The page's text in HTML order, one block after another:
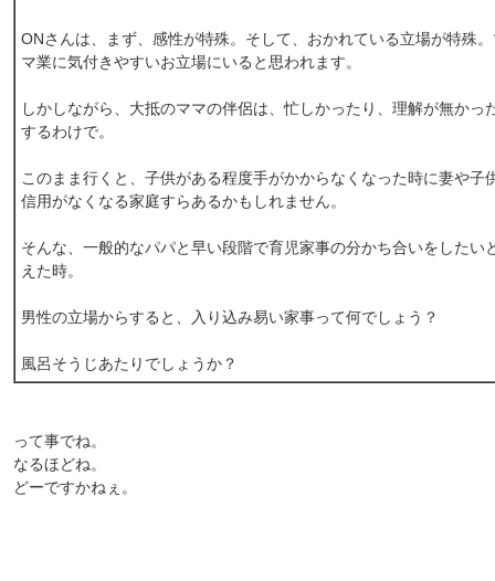
ONさんは、まず、感性が特殊。そして、おかれている立場が特殊
マ業に気付きやすいお立場にいると思われます。
しかしながら、大抵のママの伴侶は、忙しかったり、理解が無かっ
するわけで。
このまま行くと、子供がある程度手がかからなくなった時に妻や子
信用がなくなる家庭すらあるかもしれません。
そんな、一般的なパパと早い段階で育児家事の分かち合いをしたい
えた時。
男性の立場からすると、入り込み易い家事って何でしょう？
風呂そうじあたりでしょうか？
って事でね。
なるほどね。
どーですかねぇ。